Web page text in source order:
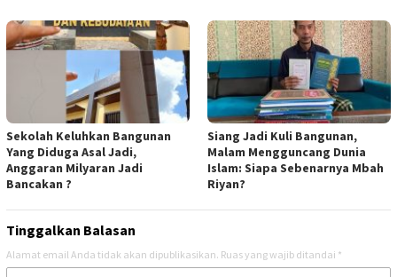
Sekolah Keluhkan Bangunan
Yang Diduga Asal Jadi,
Anggaran Milyaran Jadi
Bancakan ?
Siang Jadi Kuli Bangunan,
Malam Mengguncang Dunia
Islam: Siapa Sebenarnya Mbah
Riyan?
Tinggalkan Balasan
Alamat email Anda tidak akan dipublikasikan. Ruas yang wajib ditandai *